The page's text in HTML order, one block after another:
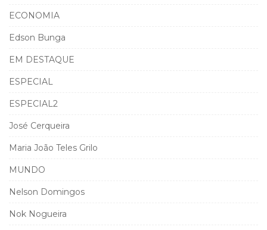
ECONOMIA
Edson Bunga
EM DESTAQUE
ESPECIAL
ESPECIAL2
José Cerqueira
Maria João Teles Grilo
MUNDO
Nelson Domingos
Nok Nogueira